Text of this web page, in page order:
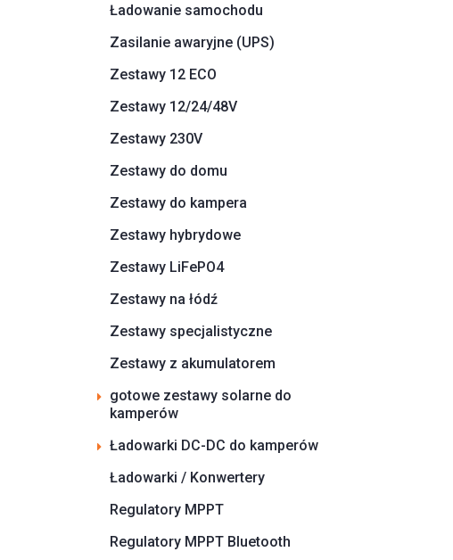
Ładowanie samochodu
Zasilanie awaryjne (UPS)
Zestawy 12 ECO
Zestawy 12/24/48V
Zestawy 230V
Zestawy do domu
Zestawy do kampera
Zestawy hybrydowe
Zestawy LiFePO4
Zestawy na łódź
Zestawy specjalistyczne
Zestawy z akumulatorem
gotowe zestawy solarne do
kamperów
Ładowarki DC-DC do kamperów
Ładowarki / Konwertery
Regulatory MPPT
Regulatory MPPT Bluetooth